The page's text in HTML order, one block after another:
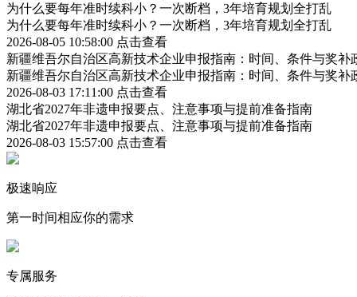
为什么要每年准时续科小？一次断档，3年培育规划全打乱
为什么要每年准时续科小？一次断档，3年培育规划全打乱
2026-08-05 10:58:00 点击查看
新疆维吾尔自治区高新技术企业申报指南：时间、条件与奖补
新疆维吾尔自治区高新技术企业申报指南：时间、条件与奖补
2026-08-03 17:11:00 点击查看
湖北省2027年非遗申报要点、注意事项与提前准备指南
湖北省2027年非遗申报要点、注意事项与提前准备指南
2026-08-03 15:57:00 点击查看
极速响应
第一时间相应你的需求
专属服务